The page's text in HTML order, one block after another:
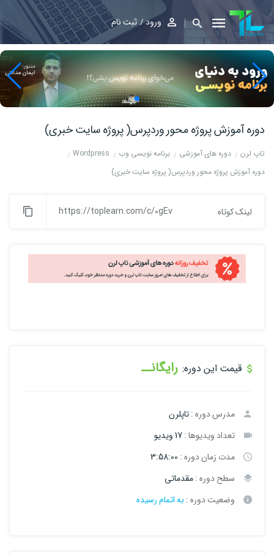
ورود ثبت نام
دوره آموزش پروژه محور وردپرس( پروژه سایت خبری)
تاپ لرن دوره های آموزشی برنامه نویسی وب
Wordpress
دوره آموزش پروژه محور وردپرس( پروژه سایت خبری)
لینک کوتاه https://toplearn.com/c/0gEv
قیمت این دوره: رایگانــ
مدرس دوره :تاپلرن
تعداد ویدیوها :17 ویدیو
مدت زمان دوره : 3:58:00
سطح دوره :مقدماتی
وضعیت دوره : به اتمام رسیده